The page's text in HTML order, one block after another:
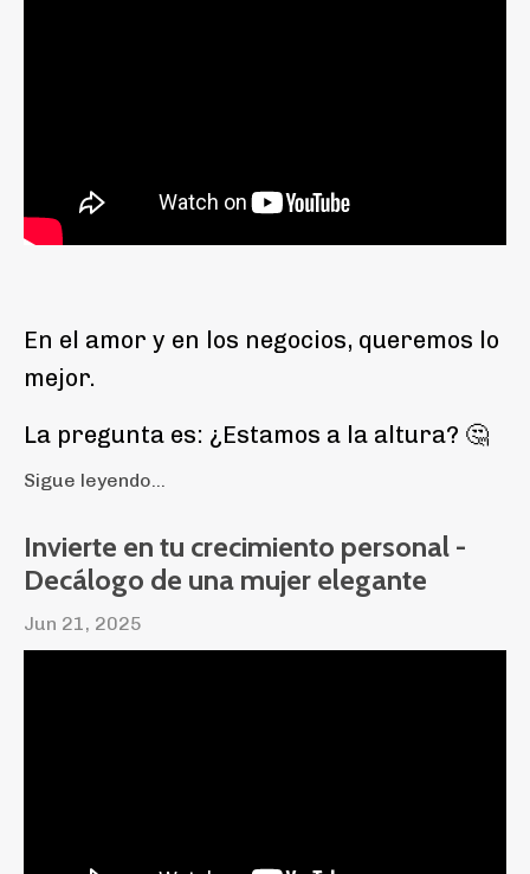
En el amor y en los negocios, queremos lo
mejor.
La pregunta es: ¿Estamos a la altura? 🤔
Sigue leyendo...
Invierte en tu crecimiento personal -
Decálogo de una mujer elegante
Jun 21, 2025